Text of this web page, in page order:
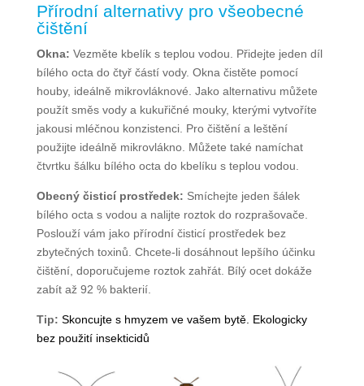
Přírodní alternativy pro všeobecné
čištění
Okna: Vezměte kbelík s teplou vodou. Přidejte jeden díl
bílého octa do čtyř částí vody. Okna čistěte pomocí
houby, ideálně mikrovláknové. Jako alternativu můžete
použít směs vody a kukuřičné mouky, kterými vytvoříte
jakousi mléčnou konzistenci. Pro čištění a leštění
použijte ideálně mikrovlákno. Můžete také namíchat
čtvrtku šálku bílého octa do kbelíku s teplou vodou.
Obecný čisticí prostředek: Smíchejte jeden šálek
bílého octa s vodou a nalijte roztok do rozprašovače.
Poslouží vám jako přírodní čisticí prostředek bez
zbytečných toxinů. Chcete-li dosáhnout lepšího účinku
čištění, doporučujeme roztok zahřát. Bílý ocet dokáže
zabít až 92 % bakterií.
Tip: Skoncujte s hmyzem ve vašem bytě. Ekologicky
bez použití insekticidů